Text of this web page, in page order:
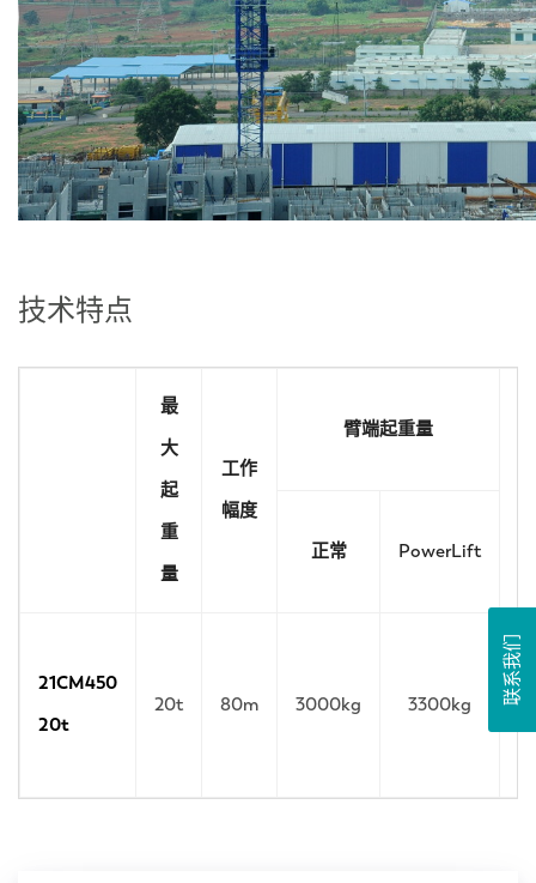
技术特点
最
大
起
重
量
工作
幅度
臂端起重量
正常 PowerLift
21CM450
20t
20t 80m 3000kg 3300kg 联系我们